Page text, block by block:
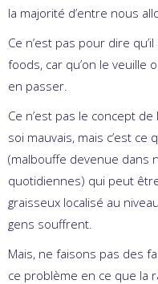
la majorité d’entre nous
Ce n’est pas pour dire
foods, car qu’on le veuille
en passer.
Ce n’est pas le concept
soi mauvais, mais c’est
(malbouffe devenue dans
quotidiennes) qui peut
graisseux localisé au
gens souffrent.
Mais, ne faisons pas des
ce problème en ce que la